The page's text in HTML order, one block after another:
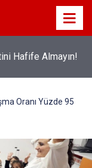
Oranı Yüzde 95